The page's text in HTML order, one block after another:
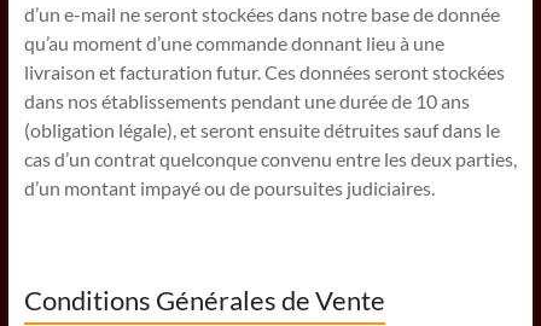
d’un e-mail ne seront stockées dans notre base de donnée
qu’au moment d’une commande donnant lieu à une
livraison et facturation futur. Ces données seront stockées
dans nos établissements pendant une durée de 10 ans
(obligation légale), et seront ensuite détruites sauf dans le
cas d’un contrat quelconque convenu entre les deux parties,
d’un montant impayé ou de poursuites judiciaires.
Conditions Générales de Vente